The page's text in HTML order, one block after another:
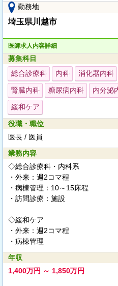
勤務地
埼玉県川越市
医師求人内容詳細
募集科目
総合診療科
内科 消化器内科
腎臓内科 糖尿病内科 内分泌
緩和ケア
役職・職位
医長 / 医員
業務内容
◇総合診療科・内科系
・外来：週2コマ程
・病棟管理：10～15床程
・訪問診療：施設
◇緩和ケア
・外来：週2コマ程
・病棟管理
年収
1,400万円 ～ 1,850万円